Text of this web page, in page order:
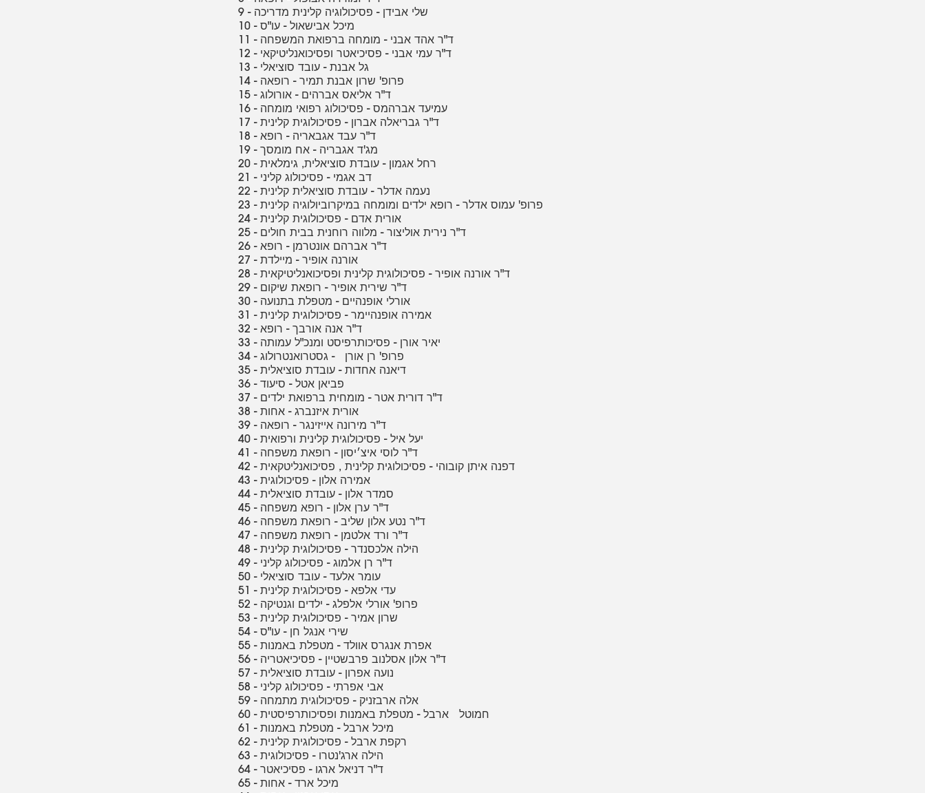
9 - שלי אבידן - פסיכולוגיה קלינית מדריכה
10 - מיכל אבישאול - עו"ס
11 - ד"ר אהד אבני - מומחה ברפואת המשפחה
12 - ד"ר עמי אבני - פסיכיאטר ופסיכואנליטיקאי
13 - גל אבנת - עובד סוציאלי
14 - פרופ' שרון אבנת תמיר - רופאה
15 - ד"ר אליאס אברהים - אורולוג
16 - עמיעד אברהמס - פסיכולוג רפואי מומחה
17 - ד"ר גבריאלה אברון - פסיכולוגית קלינית
18 - ד"ר עבד אגבאריה - רופא
19 - מג'ד אגבריה - אח מומסך
20 - רחל אגמון - עובדת סוציאלית, גימלאית
21 - דב אגמי - פסיכולוג קליני
22 - נעמה אדלר - עובדת סוציאלית קלינית
23 - פרופ' עמוס אדלר - רופא ילדים ומומחה במיקרוביולוגיה קלינית
24 - אורית אדם - פסיכולוגית קלינית
25 - ד"ר נירית אוליצור - מלווה רוחנית בבית חולים
26 - ד"ר אברהם אונטרמן - רופא
27 - אורנה אופיר - מיילדת
28 - ד"ר אורנה אופיר - פסיכולוגית קלינית ופסיכואנליטיקאית
29 - ד"ר שירית אופיר - רופאת שיקום
30 - אורלי אופנהיים - מטפלת בתנועה
31 - אמירה אופנהיימר - פסיכולוגית קלינית
32 - ד"ר אנה אורבך - רופא
33 - יאיר אורן - פסיכותרפיסט ומנכ"ל עמותה
34 - פרופ' רן אורן - גסטרואנטרולוג
35 - דיאנה אחדות - עובדת סוציאלית
36 - פביאן אטל - סיעוד
37 - ד"ר דורית אטר - מומחית ברפואת ילדים
38 - אורית איזנברג - אחות
39 - ד"ר מירונה אייזינגר - רופאה
40 - יעל איל - פסיכולוגית קלינית ורפואית
41 - ד"ר לוסי איצ׳יסון - רופאת משפחה
42 - דפנה איתן קובוהי - פסיכולוגית קלינית , פסיכואנליטקאית
43 - אמירה אלון - פסיכולוגית
44 - סמדר אלון - עובדת סוציאלית
45 - ד"ר ערן אלון - רופא משפחה
46 - ד"ר נטע אלון שליב - רופאת משפחה
47 - ד"ר ורד אלטמן - רופאת משפחה
48 - הילה אלכסנדר - פסיכולוגית קלינית
49 - ד"ר רן אלמוג - פסיכולוג קליני
50 - עומר אלעד - עובד סוציאלי
51 - עדי אלפא - פסיכולוגית קלינית
52 - פרופ' אורלי אלפלג - ילדים וגנטיקה
53 - שרון אמיר - פסיכולוגית קלינית
54 - שירי אנגל חן - עו"ס
55 - אפרת אנגרס אוולד - מטפלת באמנות
56 - ד"ר אלון אסלנוב פרבשטיין - פסיכיאטריה
57 - נועה אפרון - עובדת סוציאלית
58 - אבי אפרתי - פסיכולוג קליני
59 - אלה ארבזניק - פסיכולוגית מתמחה
60 - חמוטל ארבל - מטפלת באמנות ופסיכותרפיסטית
61 - מיכל ארבל - מטפלת באמנות
62 - רקפת ארבל - פסיכולוגית קלינית
63 - הילה ארג'נטרו - פסיכולוגית
64 - ד"ר דניאל ארגו - פסיכיאטר
65 - מיכל ארד - אחות